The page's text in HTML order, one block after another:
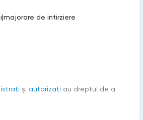
|majorare de intirziere
şi autorizați au dreptul de a